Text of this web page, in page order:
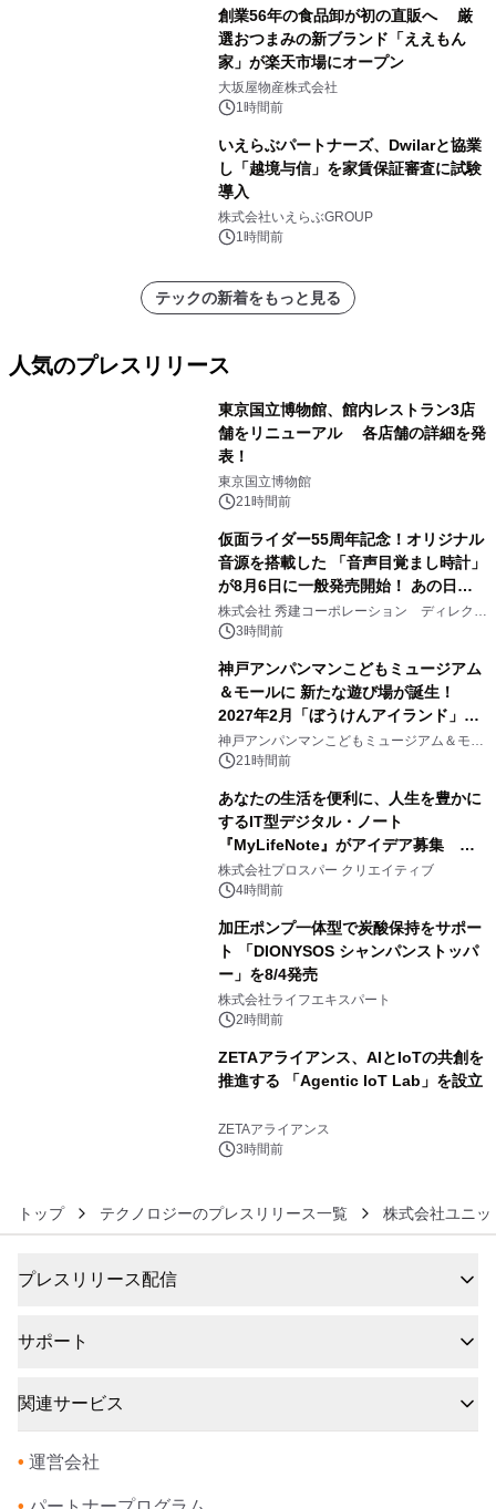
創業56年の食品卸が初の直販へ 厳
選おつまみの新ブランド「ええもん
家」が楽天市場にオープン
大坂屋物産株式会社
1時間前
いえらぶパートナーズ、Dwilarと協業
し「越境与信」を家賃保証審査に試験
導入
株式会社いえらぶGROUP
1時間前
テックの新着をもっと見る
人気のプレスリリース
東京国立博物館、館内レストラン3店
舗をリニューアル 各店舗の詳細を発
表！
東京国立博物館
21時間前
仮面ライダー55周年記念！オリジナル
音源を搭載した 「音声目覚まし時計」
が8月6日に一般発売開始！ あの日の
大興奮が今甦る
株式会社 秀建コーポレーション ディレクト
アートギャラリー
3時間前
神戸アンパンマンこどもミュージアム
＆モールに 新たな遊び場が誕生！
2027年2月「ぼうけんアイランド」が
オープン
神戸アンパンマンこどもミュージアム＆モー
ル 21時間前
あなたの生活を便利に、人生を豊かに
するIT型デジタル・ノート
『MyLifeNote』がアイデア募集 優
秀賞100名に1年間無償試用
株式会社プロスパー クリエイティブ
4時間前
加圧ポンプ一体型で炭酸保持をサポー
ト 「DIONYSOS シャンパンストッパ
ー」を8/4発売
株式会社ライフエキスパート
2時間前
ZETAアライアンス、AIとIoTの共創を
推進する 「Agentic IoT Lab」を設立
ZETAアライアンス
3時間前
トップ テクノロジーのプレスリリース一覧 株式会社ユニッ
プレスリリース配信
サポート
関連サービス
• 運営会社